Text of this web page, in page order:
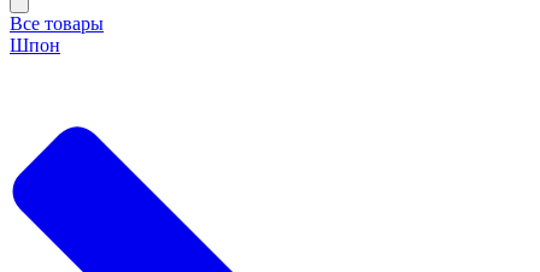
Все товары
Шпон